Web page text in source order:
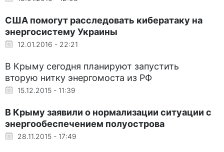
США помогут расследовать кибератаку на
энергосистему Украины
12.01.2016 - 22:21
В Крыму сегодня планируют запустить
вторую нитку энергомоста из РФ
15.12.2015 - 11:39
В Крыму заявили о нормализации ситуации с
энергообеспечением полуострова
28.11.2015 - 17:49